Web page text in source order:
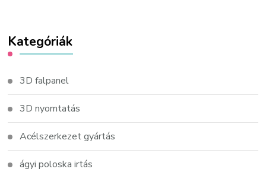
Kategóriák
3D falpanel
3D nyomtatás
Acélszerkezet gyártás
ágyi poloska irtás